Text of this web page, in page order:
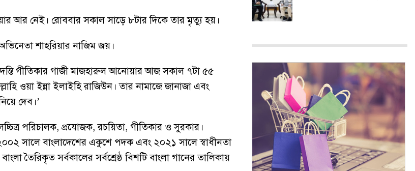
আর নেই। রোববার সকাল সাড়ে ৮টার দিকে তার মৃত্যু হয়।
শাহরিয়ার নাজিম জয়।
গীতিকার গাজী মাজহারুল আনোয়ার আজ সকাল ৭টা ৫৫
ওয়া ইন্না ইলাইহি রাজিউন। তার নামাজে জানাজা এবং
দেব।’
পরিচালক, প্রযোজক, রচয়িতা, গীতিকার ও সুরকার।
২০০২ সালে বাংলাদেশের একুশে পদক এবং ২০২১ সালে স্বাধীনতা
তৈরিকৃত সর্বকালের সর্বশ্রেষ্ঠ বিশটি বাংলা গানের তালিকায়